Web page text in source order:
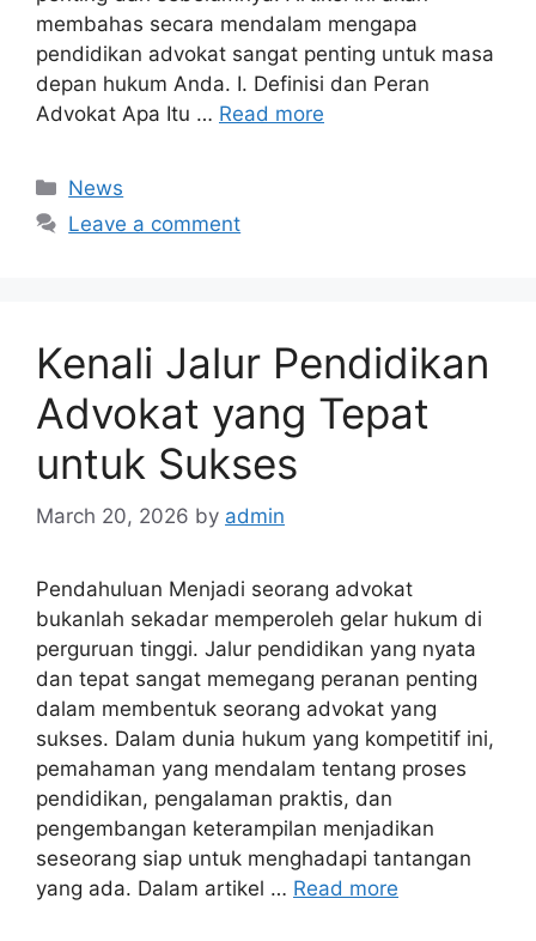
membahas secara mendalam mengapa
pendidikan advokat sangat penting untuk masa
depan hukum Anda. I. Definisi dan Peran
Advokat Apa Itu … Read more
Categories
News
Leave a comment
Kenali Jalur Pendidikan
Advokat yang Tepat
untuk Sukses
March 20, 2026 by admin
Pendahuluan Menjadi seorang advokat
bukanlah sekadar memperoleh gelar hukum di
perguruan tinggi. Jalur pendidikan yang nyata
dan tepat sangat memegang peranan penting
dalam membentuk seorang advokat yang
sukses. Dalam dunia hukum yang kompetitif ini,
pemahaman yang mendalam tentang proses
pendidikan, pengalaman praktis, dan
pengembangan keterampilan menjadikan
seseorang siap untuk menghadapi tantangan
yang ada. Dalam artikel … Read more